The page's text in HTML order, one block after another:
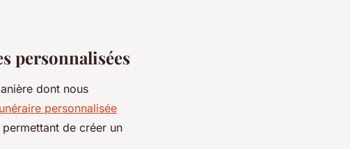
personnalisées
dont nous
personnalisée
de créer un